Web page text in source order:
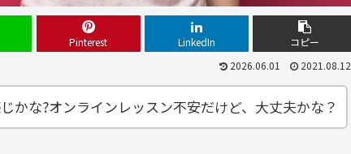
Pinterest LinkedIn
コピー
2026.06.01
2021.08.12
かな?オンラインレッスン不安だけど、大丈夫かな？